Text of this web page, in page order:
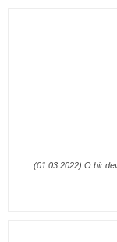
(01.03.2022) O bir